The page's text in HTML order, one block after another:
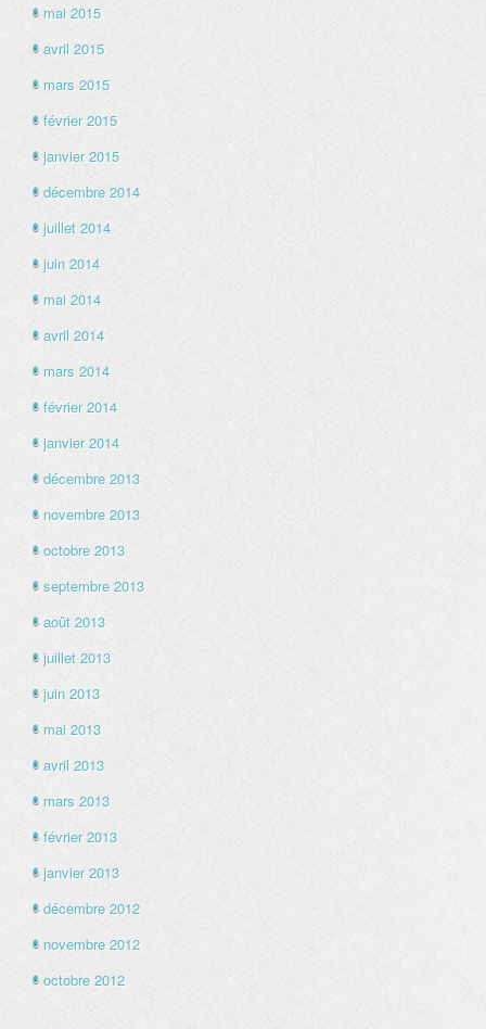
mai 2015
avril 2015
mars 2015
février 2015
janvier 2015
décembre 2014
juillet 2014
juin 2014
mai 2014
avril 2014
mars 2014
février 2014
janvier 2014
décembre 2013
novembre 2013
octobre 2013
septembre 2013
août 2013
juillet 2013
juin 2013
mai 2013
avril 2013
mars 2013
février 2013
janvier 2013
décembre 2012
novembre 2012
octobre 2012